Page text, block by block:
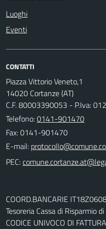
Luoghi
Eventi
CONTATTI
Piazza Vittorio Veneto,1
14020 Cortanze (AT)
C.F. 80003390053 - P.Iva:
Telefono:0141-901470
Fax: 0141-901470
E-mail:
PEC:
COORD.BANCARIE
Tesoreria Cassa di Risparmio
CODICE UNIVOCO DI